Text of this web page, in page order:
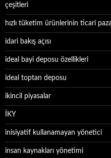
çeşitleri
hızlı tüketim ürünlerinin ticari
idari bakış açısı
ideal bayi deposu özellikleri
ideal toptan deposu
ikincil piyasalar
İKY
inisiyatif kullanamayan yönetici
insan kaynakları yönetimi